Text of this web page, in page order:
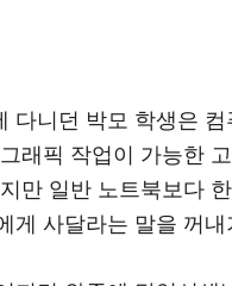
다니던 박모 학생은
래픽 작업이 가능한
만 일반 노트북보다
게 사달라는 말을 꺼